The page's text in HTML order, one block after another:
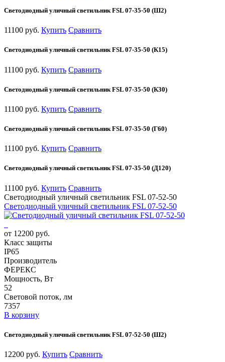
Светодиодный уличный светильник FSL 07-35-50 (Ш2)
11100 руб. Купить Сравнить
Светодиодный уличный светильник FSL 07-35-50 (К15)
11100 руб. Купить Сравнить
Светодиодный уличный светильник FSL 07-35-50 (К30)
11100 руб. Купить Сравнить
Светодиодный уличный светильник FSL 07-35-50 (Г60)
11100 руб. Купить Сравнить
Светодиодный уличный светильник FSL 07-35-50 (Д120)
11100 руб. Купить Сравнить
Светодиодный уличный светильник FSL 07-52-50
Светодиодный уличный светильник FSL 07-52-50
от 12200 руб.
Класс защиты
IP65
Производитель
ФЕРЕКС
Мощность, Вт
52
Световой поток, лм
7357
В корзину
Светодиодный уличный светильник FSL 07-52-50 (Ш2)
12200 руб. Купить Сравнить